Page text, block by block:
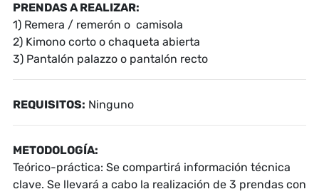
PRENDAS A REALIZAR:
1) Remera / remerón o camisola
2) Kimono corto o chaqueta abierta
3) Pantalón palazzo o pantalón recto
REQUISITOS: Ninguno
METODOLOGÍA:
Teórico-práctica: Se compartirá información técnica
clave. Se llevará a cabo la realización de 3 prendas con